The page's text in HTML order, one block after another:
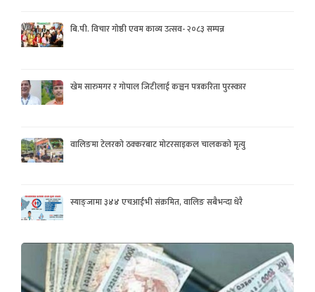
बि.पी. विचार गोष्ठी एवम काव्य उत्सव- २०८३ सम्पन्न
खेम सारुमगर र गोपाल जिटीलाई कञ्चन पत्रकरिता पुरस्कार
वालिङमा टेलरको ठक्करबाट मोटरसाइकल चालकको मृत्यु
स्याङ्जामा ३४४ एचआईभी संक्रमित, वालिङ सबैभन्दा धेरै